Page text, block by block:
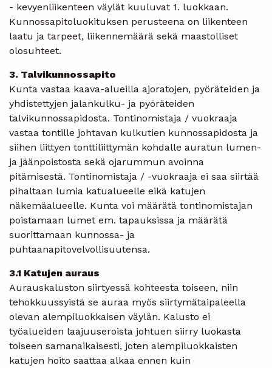
- kevyenliikenteen väylät kuuluvat 1. luokkaan.
Kunnossapitoluokituksen perusteena on liikenteen
laatu ja tarpeet, liikennemäärä sekä maastolliset
olosuhteet.
3. Talvikunnossapito
Kunta vastaa kaava-alueilla ajoratojen, pyöräteiden ja
yhdistettyjen jalankulku- ja pyöräteiden
talvikunnossapidosta. Tontinomistaja / vuokraaja
vastaa tontille johtavan kulkutien kunnossapidosta ja
siihen liittyen tonttiliittymän kohdalle auratun lumen-
ja jäänpoistosta sekä ojarummun avoinna
pitämisestä. Tontinomistaja / -vuokraaja ei saa siirtää
pihaltaan lumia katualueelle eikä katujen
näkemäalueelle. Kunta voi määrätä tontinomistajan
poistamaan lumet em. tapauksissa ja määrätä
suorittamaan kunnossa- ja
puhtaanapitovelvollisuutensa.
3.1 Katujen auraus
Aurauskaluston siirtyessä kohteesta toiseen, niin
tehokkuussyistä se auraa myös siirtymätaipaleella
olevan alempiluokkaisen väylän. Kalusto ei
työalueiden laajuuseroista johtuen siirry luokasta
toiseen samanaikaisesti, joten alempiluokkaisten
katujen hoito saattaa alkaa ennen kuin